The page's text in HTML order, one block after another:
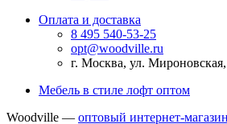
Оплата и доставка
8 495 540-53-25
opt@woodville.ru
г. Москва, ул.
Мебель в стиле лофт оптом
Woodville — оптовый интернет-магазин